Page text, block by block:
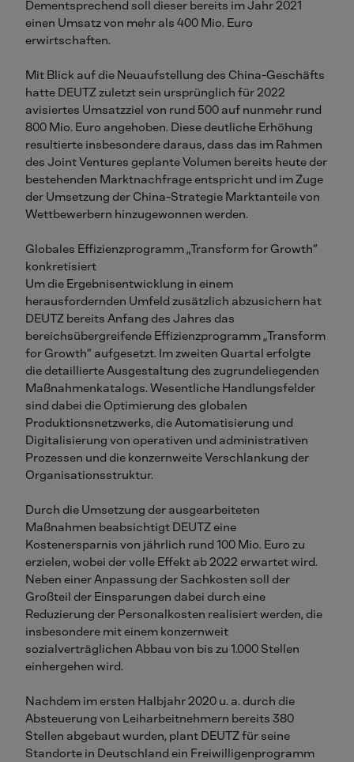
Dementsprechend soll dieser bereits im Jahr 2021
einen Umsatz von mehr als 400 Mio. Euro
erwirtschaften.
Mit Blick auf die Neuaufstellung des China-Geschäfts
hatte DEUTZ zuletzt sein ursprünglich für 2022
avisiertes Umsatzziel von rund 500 auf nunmehr rund
800 Mio. Euro angehoben. Diese deutliche Erhöhung
resultierte insbesondere daraus, dass das im Rahmen
des Joint Ventures geplante Volumen bereits heute der
bestehenden Marktnachfrage entspricht und im Zuge
der Umsetzung der China-Strategie Marktanteile von
Wettbewerbern hinzugewonnen werden.
Globales Effizienzprogramm „Transform for Growth“
konkretisiert
Um die Ergebnisentwicklung in einem
herausfordernden Umfeld zusätzlich abzusichern hat
DEUTZ bereits Anfang des Jahres das
bereichsübergreifende Effizienzprogramm „Transform
for Growth“ aufgesetzt. Im zweiten Quartal erfolgte
die detaillierte Ausgestaltung des zugrundeliegenden
Maßnahmenkatalogs. Wesentliche Handlungsfelder
sind dabei die Optimierung des globalen
Produktionsnetzwerks, die Automatisierung und
Digitalisierung von operativen und administrativen
Prozessen und die konzernweite Verschlankung der
Organisationsstruktur.
Durch die Umsetzung der ausgearbeiteten
Maßnahmen beabsichtigt DEUTZ eine
Kostenersparnis von jährlich rund 100 Mio. Euro zu
erzielen, wobei der volle Effekt ab 2022 erwartet wird.
Neben einer Anpassung der Sachkosten soll der
Großteil der Einsparungen dabei durch eine
Reduzierung der Personalkosten realisiert werden, die
insbesondere mit einem konzernweit
sozialverträglichen Abbau von bis zu 1.000 Stellen
einhergehen wird.
Nachdem im ersten Halbjahr 2020 u. a. durch die
Absteuerung von Leiharbeitnehmern bereits 380
Stellen abgebaut wurden, plant DEUTZ für seine
Standorte in Deutschland ein Freiwilligenprogramm